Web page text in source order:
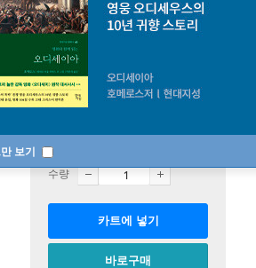
보기
판매중
수량
카트에 넣기
바로구매